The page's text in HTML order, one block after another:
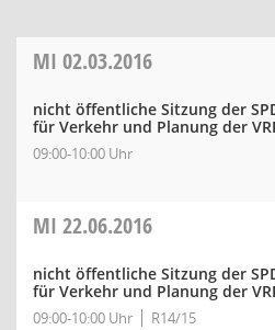
MI 02.03.2016
nicht öffentliche Sitzung der
für Verkehr und Planung der
09:00-10:00 Uhr
MI 22.06.2016
nicht öffentliche Sitzung der
für Verkehr und Planung der
09:00-10:00 Uhr R14/15